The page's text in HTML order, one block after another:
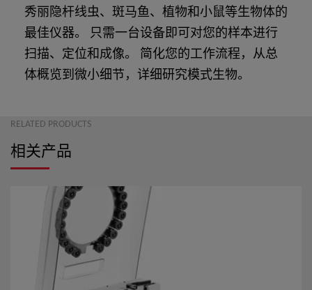
秀丽隐杆线虫、斑马鱼、植物和小鼠等生物体的
最佳仪器。 只需一台设备即可对您的样本进行
扫描、定位和成像。 简化您的工作流程，从总
体概览到微小细节，详细研究模式生物。
RELATED PRODUCTS
相关产品